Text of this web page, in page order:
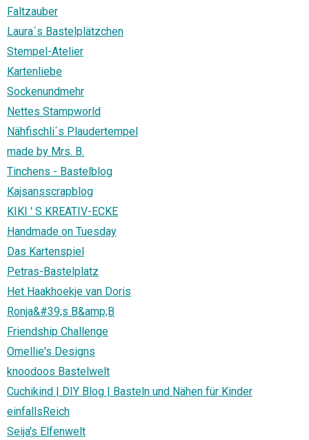
Faltzauber
Laura´s Bastelplätzchen
Stempel-Atelier
Kartenliebe
Sockenundmehr
Nettes Stampworld
Nähfischli´s Plaudertempel
made by Mrs. B.
Tinchens - Bastelblog
Kajsansscrapblog
KIKI ' S KREATIV-ECKE
Handmade on Tuesday
Das Kartenspiel
Petras-Bastelplatz
Het Haakhoekje van Doris
Ronja&#39;s B&amp;B
Friendship Challenge
Omellie's Designs
knoodoos Bastelwelt
Cuchikind | DIY Blog | Basteln und Nähen für Kinder
einfallsReich
Seija's Elfenwelt